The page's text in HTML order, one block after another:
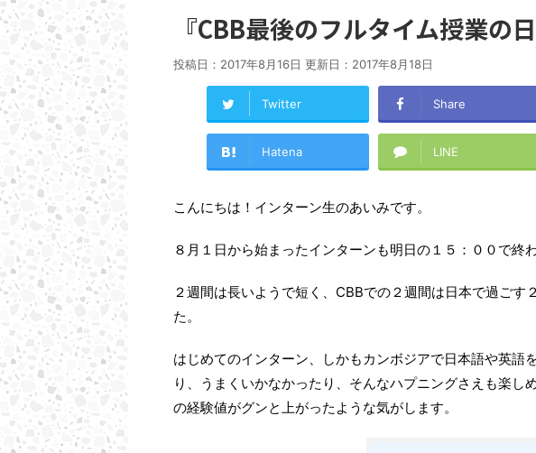
『CBB最後のフルタイム授業の日
投稿日：2017年8月16日 更新日： 2017年8月18日
Twitter Share
Hatena LINE
こんにちは！インターン生のあいみです。
８月１日から始まったインターンも明日の１５：００で終
２週間は長いようで短く、CBBでの２週間は日本で過ごす
た。
はじめてのインターン、しかもカンボジアで日本語や英語
り、うまくいかなかったり、そんなハプニングさえも楽し
の経験値がグンと上がったような気がします。